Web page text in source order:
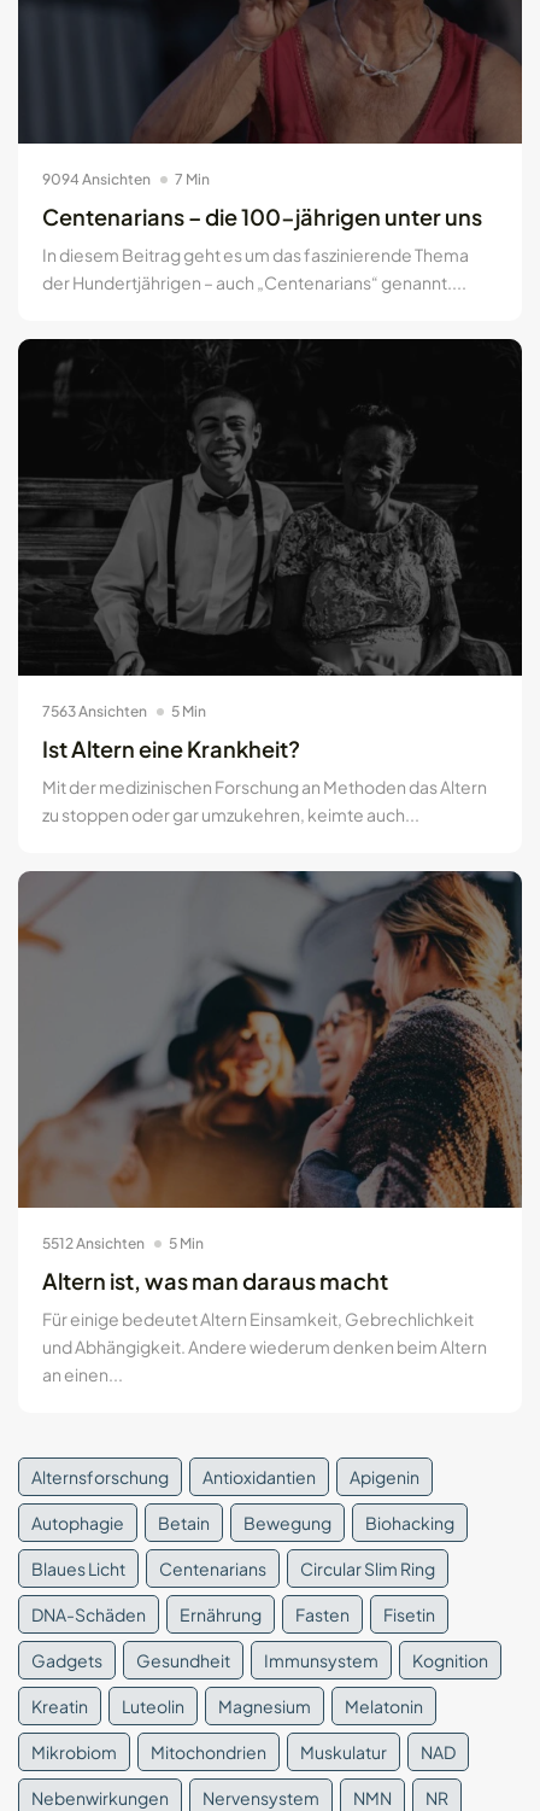
9094 Ansichten 7 Min
Centenarians – die 100-jährigen unter uns
In diesem Beitrag geht es um das faszinierende Thema
der Hundertjährigen – auch „Centenarians“ genannt....
7563 Ansichten 5 Min
Ist Altern eine Krankheit?
Mit der medizinischen Forschung an Methoden das Altern
zu stoppen oder gar umzukehren, keimte auch...
5512 Ansichten 5 Min
Altern ist, was man daraus macht
Für einige bedeutet Altern Einsamkeit, Gebrechlichkeit
und Abhängigkeit. Andere wiederum denken beim Altern
an einen...
Alternsforschung Antioxidantien Apigenin
Autophagie Betain Bewegung Biohacking
Blaues Licht Centenarians Circular Slim Ring
DNA-Schäden Ernährung Fasten Fisetin
Gadgets Gesundheit Immunsystem Kognition
Kreatin Luteolin Magnesium Melatonin
Mikrobiom Mitochondrien Muskulatur NAD
Nebenwirkungen Nervensystem NMN NR